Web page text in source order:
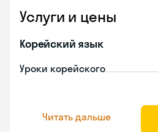
Услуги и цены
Корейский язык
Уроки корейского
Читать дальше